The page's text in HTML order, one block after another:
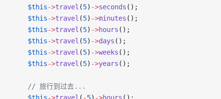
    $this
->travel (5) ->seconds ();
    $this
->travel (5) ->minutes ();
    $this
->travel (5) ->hours ();
    $this
->travel (5) ->days ();
    $this
->travel (5) ->weeks ();
    $this
->travel (5) ->years ();
    // 旅行到过去...